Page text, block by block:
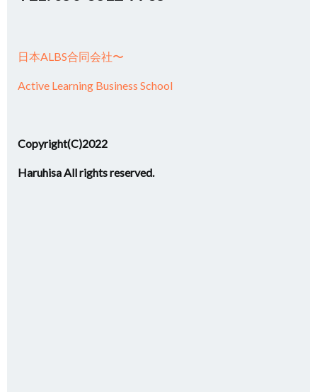
日本ALBS合同会社〜
Active Learning Business School
Copyright(C)2022
Haruhisa All rights reserved.